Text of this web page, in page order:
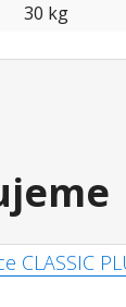
30 kg
CLASSIC